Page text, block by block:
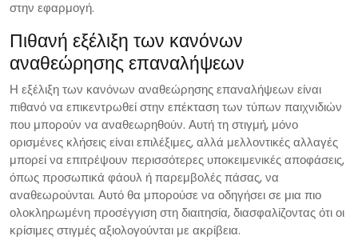
στην εφαρμογή.
Πιθανή εξέλιξη των κανόνων
αναθεώρησης επαναλήψεων
Η εξέλιξη των κανόνων αναθεώρησης επαναλήψεων είναι
πιθανό να επικεντρωθεί στην επέκταση των τύπων παιχνιδιών
που μπορούν να αναθεωρηθούν. Αυτή τη στιγμή, μόνο
ορισμένες κλήσεις είναι επιλέξιμες, αλλά μελλοντικές αλλαγές
μπορεί να επιτρέψουν περισσότερες υποκειμενικές αποφάσεις,
όπως προσωπικά φάουλ ή παρεμβολές πάσας, να
αναθεωρούνται. Αυτό θα μπορούσε να οδηγήσει σε μια πιο
ολοκληρωμένη προσέγγιση στη διαιτησία, διασφαλίζοντας ότι οι
κρίσιμες στιγμές αξιολογούνται με ακρίβεια.